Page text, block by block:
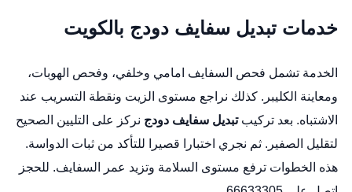
خدمات تبديل سفايف دودج بالكويت
الخدمة تشمل فحص السفايف امامي وخلفي، وفحص الهوبات،
ومعاينة الكليبر. كذلك نراجع مستوى الزيت ونقطة التسريب عند
الاشتباه. بعد تركيبتبديل سفايف دودج نركز على التليين الصحيح
لتقليل الصفير. ثم نجري اختبارا قصيرا للتأكد من ثبات الدواسة.
هذه الخطوات ترفع مستوى السلامة وتزيد عمر السفايف. للحجز